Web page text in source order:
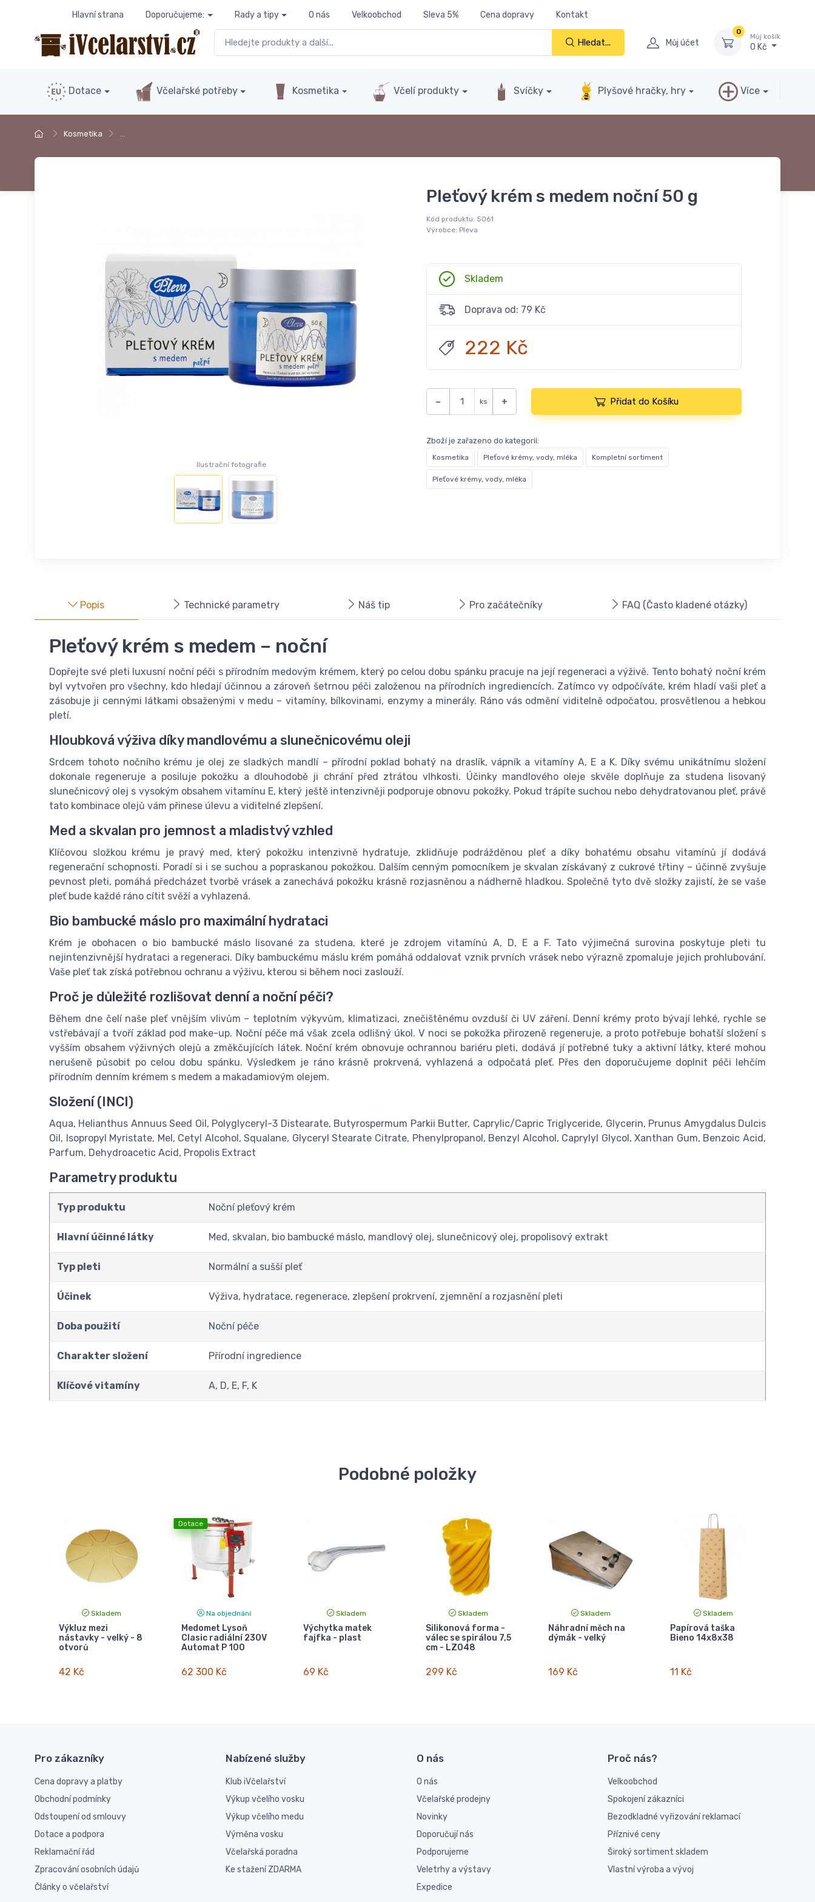
Hlavní strana Doporučujeme: Rady a tipy O nás Velkoobchod Sleva 5% Cena dopravy Kontakt
Hledat... Můj účet
0
Můj košík
0 Kč
Dotace Včelařské potřeby Kosmetika Včelí produkty Svíčky Plyšové hračky, hry Více
Kosmetika …
Ilustrační fotografie
Pleťový krém s medem noční 50 g
Kód produktu: 5061
Výrobce: Pleva
Skladem
Doprava od: 79 Kč
222 Kč
− ks + Přidat do Košíku
Zboží je zařazeno do kategorií:
Kosmetika Pleťové krémy, vody, mléka Kompletní sortiment
Pleťové krémy, vody, mléka
Popis Technické parametry Náš tip Pro začátečníky FAQ (Často kladené otázky)
Pleťový krém s medem – noční
Dopřejte své pleti luxusní noční péči s přírodním medovým krémem, který po celou dobu spánku pracuje na její regeneraci a výživě. Tento bohatý noční krém
byl vytvořen pro všechny, kdo hledají účinnou a zároveň šetrnou péči založenou na přírodních ingrediencích. Zatímco vy odpočíváte, krém hladí vaši pleť a
zásobuje ji cennými látkami obsaženými v medu – vitamíny, bílkovinami, enzymy a minerály. Ráno vás odmění viditelně odpočatou, prosvětlenou a hebkou
pletí.
Hloubková výživa díky mandlovému a slunečnicovému oleji
Srdcem tohoto nočního krému je olej ze sladkých mandlí – přírodní poklad bohatý na draslík, vápník a vitamíny A, E a K. Díky svému unikátnímu složení
dokonale regeneruje a posiluje pokožku a dlouhodobě ji chrání před ztrátou vlhkosti. Účinky mandlového oleje skvěle doplňuje za studena lisovaný
slunečnicový olej s vysokým obsahem vitamínu E, který ještě intenzivněji podporuje obnovu pokožky. Pokud trápíte suchou nebo dehydratovanou pleť, právě
tato kombinace olejů vám přinese úlevu a viditelné zlepšení.
Med a skvalan pro jemnost a mladistvý vzhled
Klíčovou složkou krému je pravý med, který pokožku intenzivně hydratuje, zklidňuje podrážděnou pleť a díky bohatému obsahu vitamínů jí dodává
regenerační schopnosti. Poradí si i se suchou a popraskanou pokožkou. Dalším cenným pomocníkem je skvalan získávaný z cukrové třtiny – účinně zvyšuje
pevnost pleti, pomáhá předcházet tvorbě vrásek a zanechává pokožku krásně rozjasněnou a nádherně hladkou. Společně tyto dvě složky zajistí, že se vaše
pleť bude každé ráno cítit svěží a vyhlazená.
Bio bambucké máslo pro maximální hydrataci
Krém je obohacen o bio bambucké máslo lisované za studena, které je zdrojem vitamínů A, D, E a F. Tato výjimečná surovina poskytuje pleti tu
nejintenzivnější hydrataci a regeneraci. Díky bambuckému máslu krém pomáhá oddalovat vznik prvních vrásek nebo výrazně zpomaluje jejich prohlubování.
Vaše pleť tak získá potřebnou ochranu a výživu, kterou si během noci zaslouží.
Proč je důležité rozlišovat denní a noční péči?
Během dne čelí naše pleť vnějším vlivům – teplotním výkyvům, klimatizaci, znečištěnému ovzduší či UV záření. Denní krémy proto bývají lehké, rychle se
vstřebávají a tvoří základ pod make-up. Noční péče má však zcela odlišný úkol. V noci se pokožka přirozeně regeneruje, a proto potřebuje bohatší složení s
vyšším obsahem výživných olejů a změkčujících látek. Noční krém obnovuje ochrannou bariéru pleti, dodává jí potřebné tuky a aktivní látky, které mohou
nerušeně působit po celou dobu spánku. Výsledkem je ráno krásně prokrvená, vyhlazená a odpočatá pleť. Přes den doporučujeme doplnit péči lehčím
přírodním denním krémem s medem a makadamiovým olejem.
Složení (INCI)
Aqua, Helianthus Annuus Seed Oil, Polyglyceryl-3 Distearate, Butyrospermum Parkii Butter, Caprylic/Capric Triglyceride, Glycerin, Prunus Amygdalus Dulcis
Oil, Isopropyl Myristate, Mel, Cetyl Alcohol, Squalane, Glyceryl Stearate Citrate, Phenylpropanol, Benzyl Alcohol, Caprylyl Glycol, Xanthan Gum, Benzoic Acid,
Parfum, Dehydroacetic Acid, Propolis Extract
Parametry produktu
Typ produktu Noční pleťový krém
Hlavní účinné látky Med, skvalan, bio bambucké máslo, mandlový olej, slunečnicový olej, propolisový extrakt
Typ pleti Normální a sušší pleť
Účinek Výživa, hydratace, regenerace, zlepšení prokrvení, zjemnění a rozjasnění pleti
Doba použití Noční péče
Charakter složení Přírodní ingredience
Klíčové vitamíny A, D, E, F, K
Podobné položky
Skladem
Výkluz mezi
nástavky - velký - 8
otvorů
42 Kč
Dotace
Na objednání
Medomet Lysoň
Clasic radiální 230V
Automat P 100
62 300 Kč
Skladem
Výchytka matek
fajfka - plast
69 Kč
Skladem
Silikonová forma -
válec se spirálou 7,5
cm - LZ048
299 Kč
Skladem
Náhradní měch na
dýmák - velký
169 Kč
Skladem
Papírová taška
Bieno 14x8x38
11 Kč
Pro zákazníky
Cena dopravy a platby
Obchodní podmínky
Odstoupení od smlouvy
Dotace a podpora
Reklamační řád
Zpracování osobních údajů
Články o včelařství
Nabízené služby
Klub iVčelařství
Výkup včelího vosku
Výkup včelího medu
Výměna vosku
Včelařská poradna
Ke stažení ZDARMA
O nás
O nás
Včelařské prodejny
Novinky
Doporučují nás
Podporujeme
Veletrhy a výstavy
Expedice
Proč nás?
Velkoobchod
Spokojení zákazníci
Bezodkladné vyřizování reklamací
Příznivé ceny
Široký sortiment skladem
Vlastní výroba a vývoj